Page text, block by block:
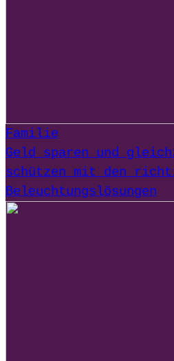
Familie
Geld sparen und
schützen mit den
Beleuchtungslösungen